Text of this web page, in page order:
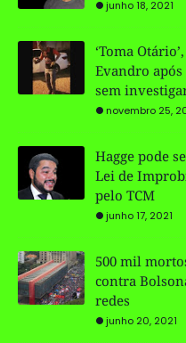
junho 18, 2021
‘Toma
Evandro
sem
novembro 25,
Hagge pode
Lei de
pelo TCM
junho 17, 2021
500 mil
contra
redes
junho 20, 2021